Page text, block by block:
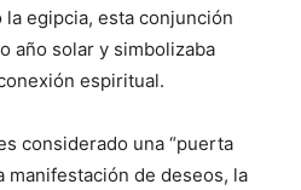
egipcia, esta conjunción
año solar y simbolizaba
espiritual.
considerado una “puerta
manifestación de deseos, la